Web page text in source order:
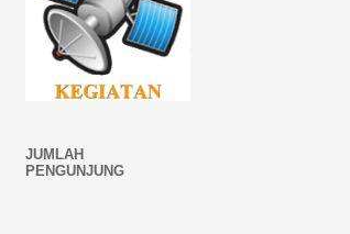
JUMLAH
PENGUNJUNG